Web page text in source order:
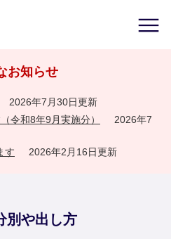
お知らせ
2026年7月30日更新
令和8年9月実施分）
2026年7
す
2026年2月16日更新
別や出し方